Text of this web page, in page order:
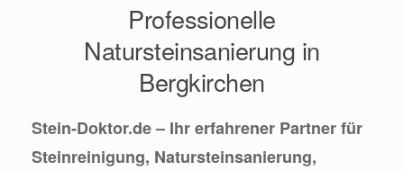
Professionelle
Natursteinsanierung in
Bergkirchen
Stein-Doktor.de – Ihr erfahrener Partner für
Steinreinigung, Natursteinsanierung,